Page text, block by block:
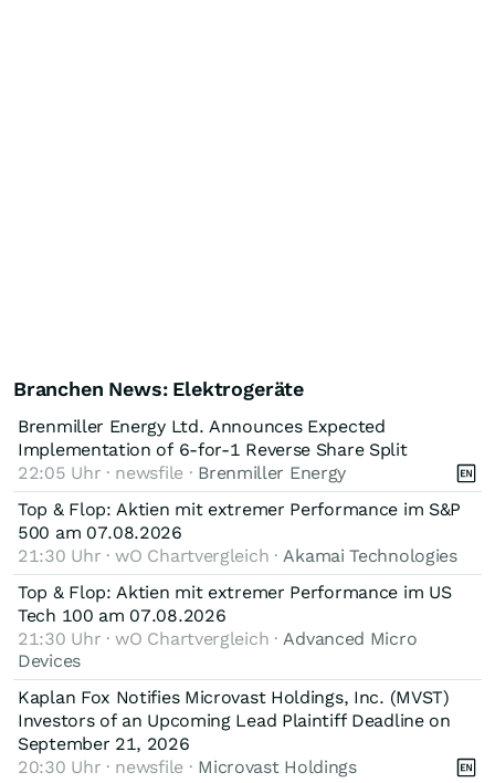
Branchen News: Elektrogeräte
Brenmiller Energy Ltd. Announces Expected
Implementation of 6-for-1 Reverse Share Split
22:05 Uhr · newsfile · Brenmiller Energy
Top & Flop: Aktien mit extremer Performance im S&P
500 am 07.08.2026
21:30 Uhr · wO Chartvergleich · Akamai Technologies
Top & Flop: Aktien mit extremer Performance im US
Tech 100 am 07.08.2026
21:30 Uhr · wO Chartvergleich · Advanced Micro
Devices
Kaplan Fox Notifies Microvast Holdings, Inc. (MVST)
Investors of an Upcoming Lead Plaintiff Deadline on
September 21, 2026
20:30 Uhr · newsfile · Microvast Holdings